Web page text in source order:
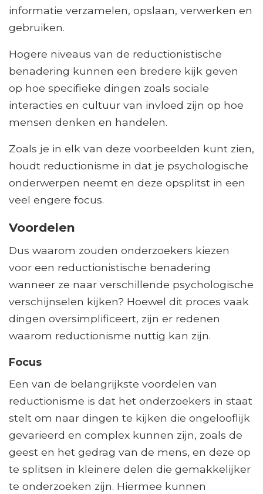
informatie verzamelen, opslaan, verwerken en
gebruiken.
Hogere niveaus van de reductionistische
benadering kunnen een bredere kijk geven
op hoe specifieke dingen zoals sociale
interacties en cultuur van invloed zijn op hoe
mensen denken en handelen.
Zoals je in elk van deze voorbeelden kunt zien,
houdt reductionisme in dat je psychologische
onderwerpen neemt en deze opsplitst in een
veel engere focus.
Voordelen
Dus waarom zouden onderzoekers kiezen
voor een reductionistische benadering
wanneer ze naar verschillende psychologische
verschijnselen kijken? Hoewel dit proces vaak
dingen oversimplificeert, zijn er redenen
waarom reductionisme nuttig kan zijn.
Focus
Een van de belangrijkste voordelen van
reductionisme is dat het onderzoekers in staat
stelt om naar dingen te kijken die ongelooflijk
gevarieerd en complex kunnen zijn, zoals de
geest en het gedrag van de mens, en deze op
te splitsen in kleinere delen die gemakkelijker
te onderzoeken zijn. Hiermee kunnen